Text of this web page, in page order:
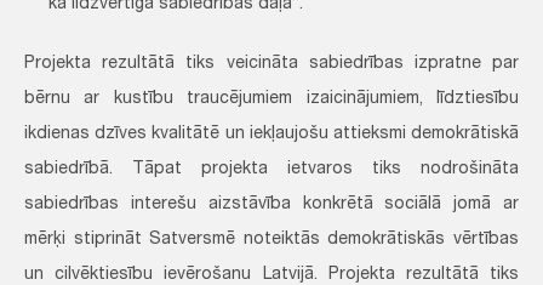
kā līdzvērtīga sabiedrības daļa”.
Projekta rezultātā tiks veicināta sabiedrības izpratne par
bērnu ar kustību traucējumiem izaicinājumiem, līdztiesību
ikdienas dzīves kvalitātē un iekļaujošu attieksmi demokrātiskā
sabiedrībā. Tāpat projekta ietvaros tiks nodrošināta
sabiedrības interešu aizstāvība konkrētā sociālā jomā ar
mērķi stiprināt Satversmē noteiktās demokrātiskās vērtības
un cilvēktiesību ievērošanu Latvijā. Projekta rezultātā tiks